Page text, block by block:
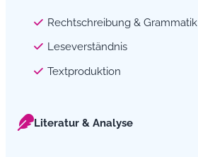
Rechtschreibung & Grammatik
Leseverständnis
Textproduktion
Literatur & Analyse